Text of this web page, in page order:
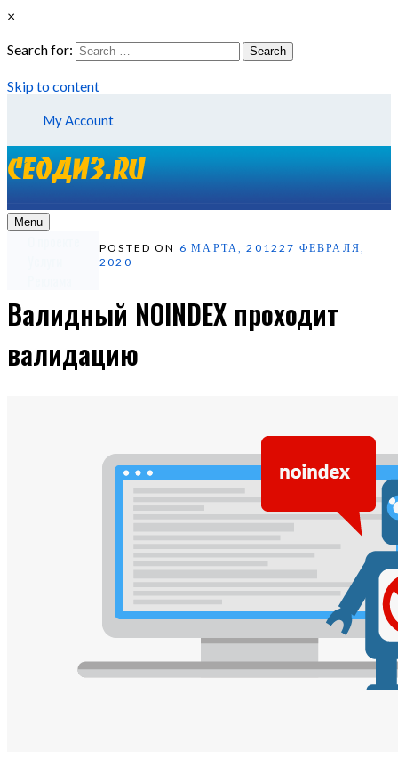
×
Search for:
Search
Skip to content
My Account
Menu
POSTED ON 6 МАРТА, 201227 ФЕВРАЛЯ,
2020
Валидный NOINDEX проходит
валидацию